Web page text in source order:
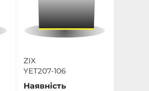
ZIX
YET207-106
Наявність